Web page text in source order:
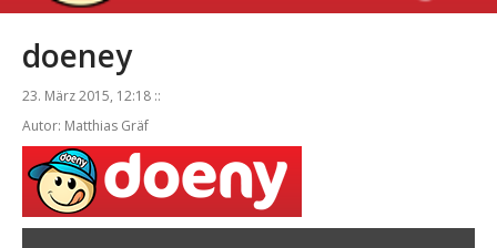
doeney
23. März 2015, 12:18 ::
Autor: Matthias Gräf